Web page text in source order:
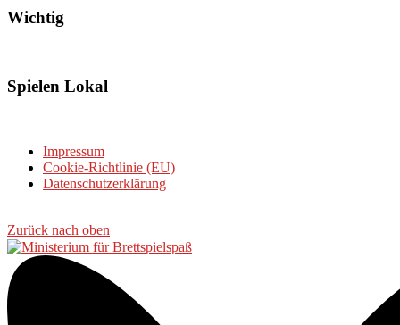
Wichtig
Spielen Lokal
Impressum
Cookie-Richtlinie (EU)
Datenschutzerklärung
Zurück nach oben